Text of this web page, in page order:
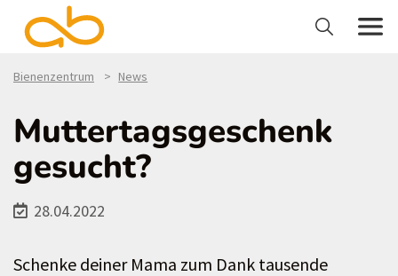
Bienenzentrum News
Muttertagsgeschenk
gesucht?
28.04.2022
Schenke deiner Mama zum Dank tausende